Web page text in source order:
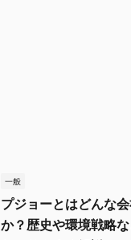
一般
プジョーとはどんな
か？歴史や環境戦略